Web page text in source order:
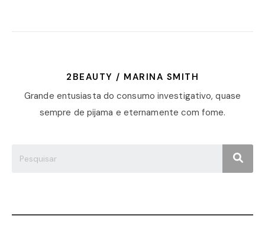
2BEAUTY / MARINA SMITH
Grande entusiasta do consumo investigativo, quase
sempre de pijama e eternamente com fome.